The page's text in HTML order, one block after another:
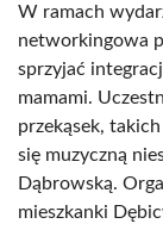
W ramach
networkingowa
sprzyjać
mamami.
przekąsek,
się muzyczną
Dąbrowską.
mieszkanki